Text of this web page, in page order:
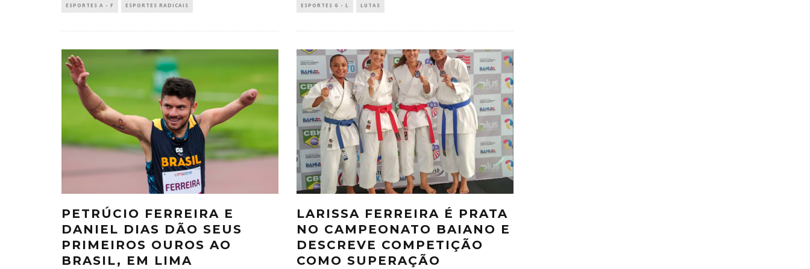
ESPORTES A - F ESPORTES RADICAIS ESPORTES G - L LUTAS
PETRÚCIO FERREIRA E
DANIEL DIAS DÃO SEUS
PRIMEIROS OUROS AO
BRASIL, EM LIMA
LARISSA FERREIRA É PRATA
NO CAMPEONATO BAIANO E
DESCREVE COMPETIÇÃO
COMO SUPERAÇÃO